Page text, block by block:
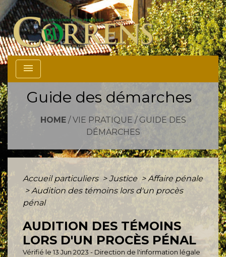
menu
Guide des démarches
HOME/ VIE PRATIQUE /GUIDE DES
DÉMARCHES
Accueil particuliers > Justice > Affaire pénale
> Audition des témoins lors d'un procès
pénal
AUDITION DES TÉMOINS
LORS D'UN PROCÈS PÉNAL
Vérifié le 13 Jun 2023 - Direction de l'information légale